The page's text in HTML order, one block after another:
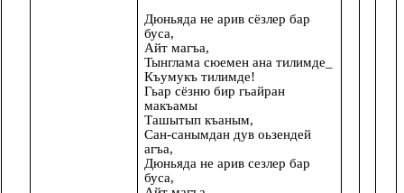
Дюньяда не арив сёзлер бар
буса,
Айт магъа,
Тынглама сюемен ана тилимде_
Къумукъ тилимде!
Гьар сёзню бир гьайран
макъамы
Ташытып къаным,
Сан-санымдан дув оьзендей
агъа,
Дюньяда не арив сезлер бар
буса,